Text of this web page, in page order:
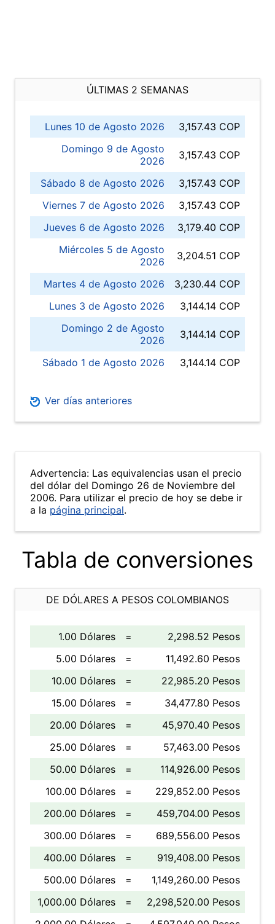
ÚLTIMAS 2 SEMANAS
Lunes 10 de Agosto 2026
3,157.43 COP
Domingo 9 de Agosto
2026
3,157.43 COP
Sábado 8 de Agosto 2026
3,157.43 COP
Viernes 7 de Agosto 2026
3,157.43 COP
Jueves 6 de Agosto 2026
3,179.40 COP
Miércoles 5 de Agosto
2026
3,204.51 COP
Martes 4 de Agosto 2026
3,230.44 COP
Lunes 3 de Agosto 2026
3,144.14 COP
Domingo 2 de Agosto
2026
3,144.14 COP
Sábado 1 de Agosto 2026 3,144.14 COP
Ver días anteriores
Advertencia: Las equivalencias usan el precio
del dólar del Domingo 26 de Noviembre del
2006. Para utilizar el precio de hoy se debe ir
a la página principal.
Tabla de conversiones
DE DÓLARES A PESOS COLOMBIANOS
1.00 Dólares =
2,298.52 Pesos
5.00 Dólares
=
11,492.60 Pesos
10.00 Dólares
=
22,985.20 Pesos
15.00 Dólares
=
34,477.80 Pesos
20.00 Dólares
=
45,970.40 Pesos
25.00 Dólares
=
57,463.00 Pesos
50.00 Dólares
=
114,926.00 Pesos
100.00 Dólares
=
229,852.00 Pesos
200.00 Dólares
=
459,704.00 Pesos
300.00 Dólares
=
689,556.00 Pesos
400.00 Dólares
=
919,408.00 Pesos
500.00 Dólares
=
1,149,260.00 Pesos
1,000.00 Dólares
=
2,298,520.00 Pesos